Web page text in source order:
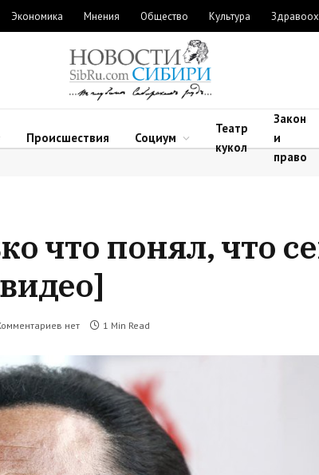
Экономика Мнения Общество Культура
Происшествия Социум
Театр
кукол
Закон
и
право
что понял, что
нет 1 Min Read